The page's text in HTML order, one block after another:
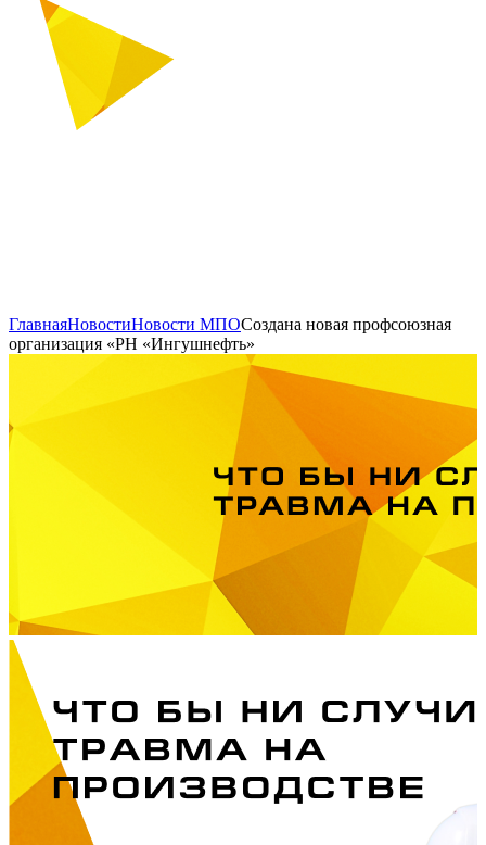
ГлавнаяНовостиНовости МПОСоздана новая профсоюзная
организация «РН «Ингушнефть»